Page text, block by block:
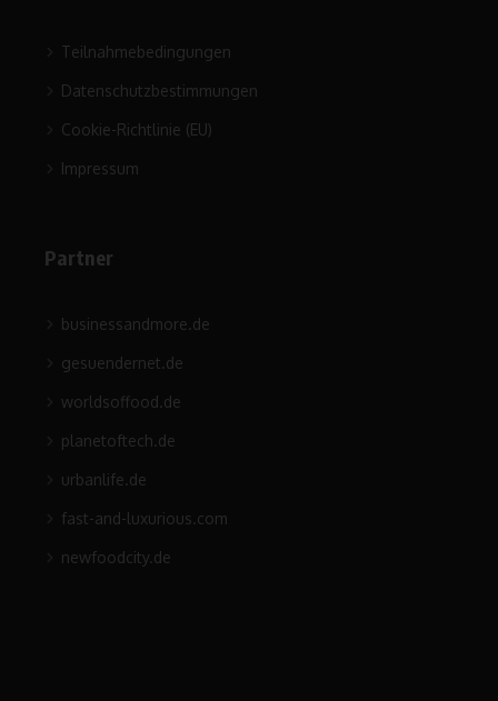
Teilnahmebedingungen
Datenschutzbestimmungen
Cookie-Richtlinie (EU)
Impressum
Partner
businessandmore.de
gesuendernet.de
worldsoffood.de
planetoftech.de
urbanlife.de
fast-and-luxurious.com
newfoodcity.de